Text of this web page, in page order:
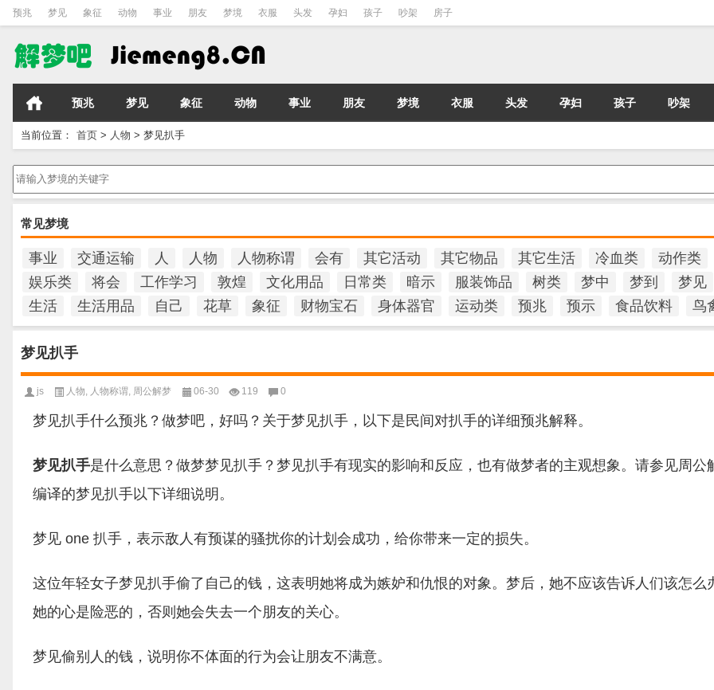
预兆 梦见 象征 动物 事业 朋友 梦境 衣服 头发 孕妇 孩子 吵架 房子
预兆 梦见 象征 动物 事业 朋友 梦境 衣服 头发 孕妇 孩子 吵架
当前位置： 首页 > 人物 > 梦见扒手
常见梦境
事业 交通运输 人 人物 人物称谓 会有 其它活动 其它物品 其它生活 冷血类
动作类
娱乐类
将会 工作学习 敦煌 文化用品 日常类 暗示 服装饰品 树类 梦中 梦到
梦见
生活
生活用品 自己 花草 象征 财物宝石 身体器官 运动类 预兆 预示 食品饮料 鸟
梦见扒手
js 人物, 人物称谓, 周公解梦 06-30 119 0
梦见扒手什么预兆？做梦吧，好吗？关于梦见扒手，以下是民间对扒手的详细预兆解释。
梦见扒手是什么意思？做梦梦见扒手？梦见扒手有现实的影响和反应，也有做梦者的主观想象。请参见周公
编译的梦见扒手以下详细说明。
梦见 one 扒手，表示敌人有预谋的骚扰你的计划会成功，给你带来一定的损失。
这位年轻女子梦见扒手偷了自己的钱，这表明她将成为嫉妒和仇恨的对象。梦后，她不应该告诉人们该怎么
她的心是险恶的，否则她会失去一个朋友的关心。
梦见偷别人的钱，说明你不体面的行为会让朋友不满意。